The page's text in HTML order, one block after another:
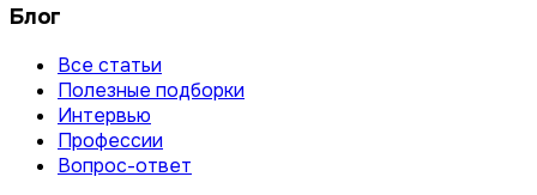
Блог
Все статьи
Полезные подборки
Интервью
Профессии
Вопрос-ответ